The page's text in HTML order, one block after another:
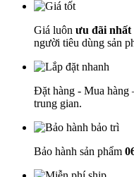
Giá luôn ưu đãi nhất
người tiêu dùng sản
Đặt hàng - Mua hàng
trung gian.
Bảo hành sản phẩm